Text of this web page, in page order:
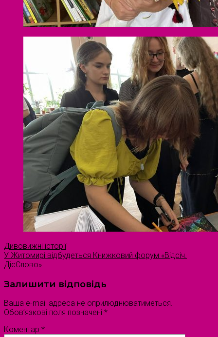
Дивовижні історії
У Житомирі відбудеться Книжковий форум «Відсіч.
ДієСлово»
Залишити відповідь
Ваша e-mail адреса не оприлюднюватиметься.
Обов’язкові поля позначені *
Коментар *